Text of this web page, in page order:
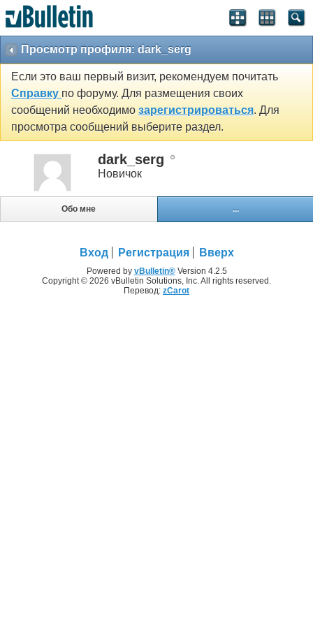
Просмотр профиля: dark_serg
Если это ваш первый визит, рекомендуем почитать
Справку по форуму. Для размещения своих
сообщений необходимо зарегистрироваться. Для
просмотра сообщений выберите раздел.
dark_serg
Новичок
Обо мне ...
Вход Регистрация Вверх
Powered by vBulletin®Version 4.2.5
Copyright © 2026 vBulletin Solutions, Inc. All rights reserved.
Перевод: zCarot